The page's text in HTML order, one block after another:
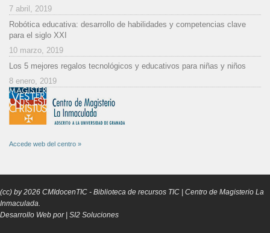
7 abril, 2019
Robótica educativa: desarrollo de habilidades y competencias clave
para el siglo XXI
10 marzo, 2019
Los 5 mejores regalos tecnológicos y educativos para niñas y niños
8 enero, 2019
Accede web del centro »
(cc) by2026 CMIdocenTIC - Biblioteca de recursos TIC | Centro de Magisterio La
Inmaculada.
Desarrollo Web por | SI2 Soluciones